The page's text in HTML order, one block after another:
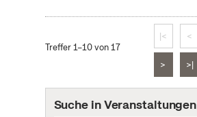
Treffer 1–10 von 17
|< <
> >|
Suche in Veranstaltungen